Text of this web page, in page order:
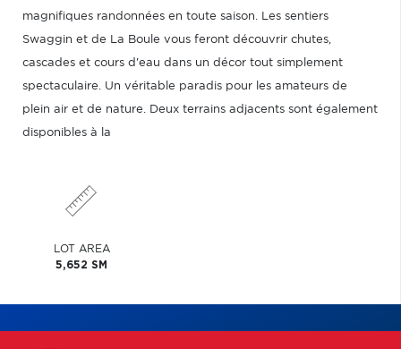
magnifiques randonnées en toute saison. Les sentiers
Swaggin et de La Boule vous feront découvrir chutes,
cascades et cours d'eau dans un décor tout simplement
spectaculaire. Un véritable paradis pour les amateurs de
plein air et de nature. Deux terrains adjacents sont également
disponibles à la
LOT AREA
5,652 SM